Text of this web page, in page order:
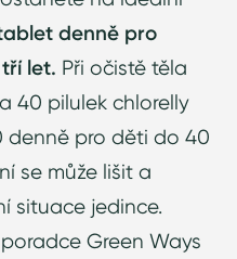
denně pro
let. Při očistě těla
40 pilulek chlorelly
denně pro děti do 40
se může lišit a
situace jedince.
Green Ways